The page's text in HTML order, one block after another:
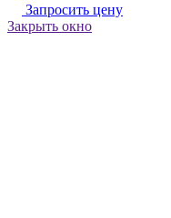
Запросить цену
Закрыть окно